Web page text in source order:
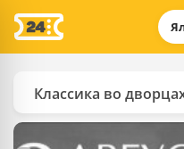
Классика во